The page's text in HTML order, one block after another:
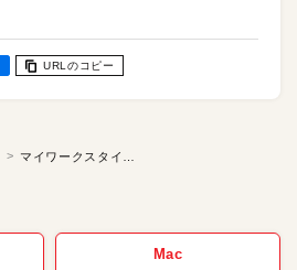
URLのコピー
Mac